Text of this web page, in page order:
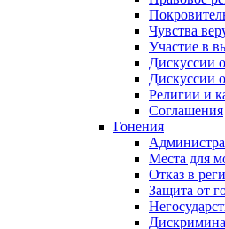
Чувства
Участие в
Дискуссии
Дискуссии
Религии и
Соглашения
Гонения
Места для
Отказ в
Защита от